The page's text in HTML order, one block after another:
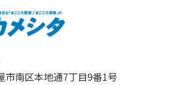
市南区本地通7丁目9番1号